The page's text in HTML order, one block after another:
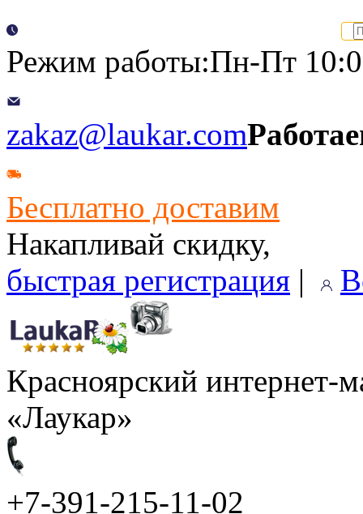
Режим работы:Пн-Пт
zakaz@laukar.com
Бесплатно доставим
Накапливай скидку,
быстрая регистрация |
Красноярский интернет-
«Лаукар»
+7-391-215-11-02